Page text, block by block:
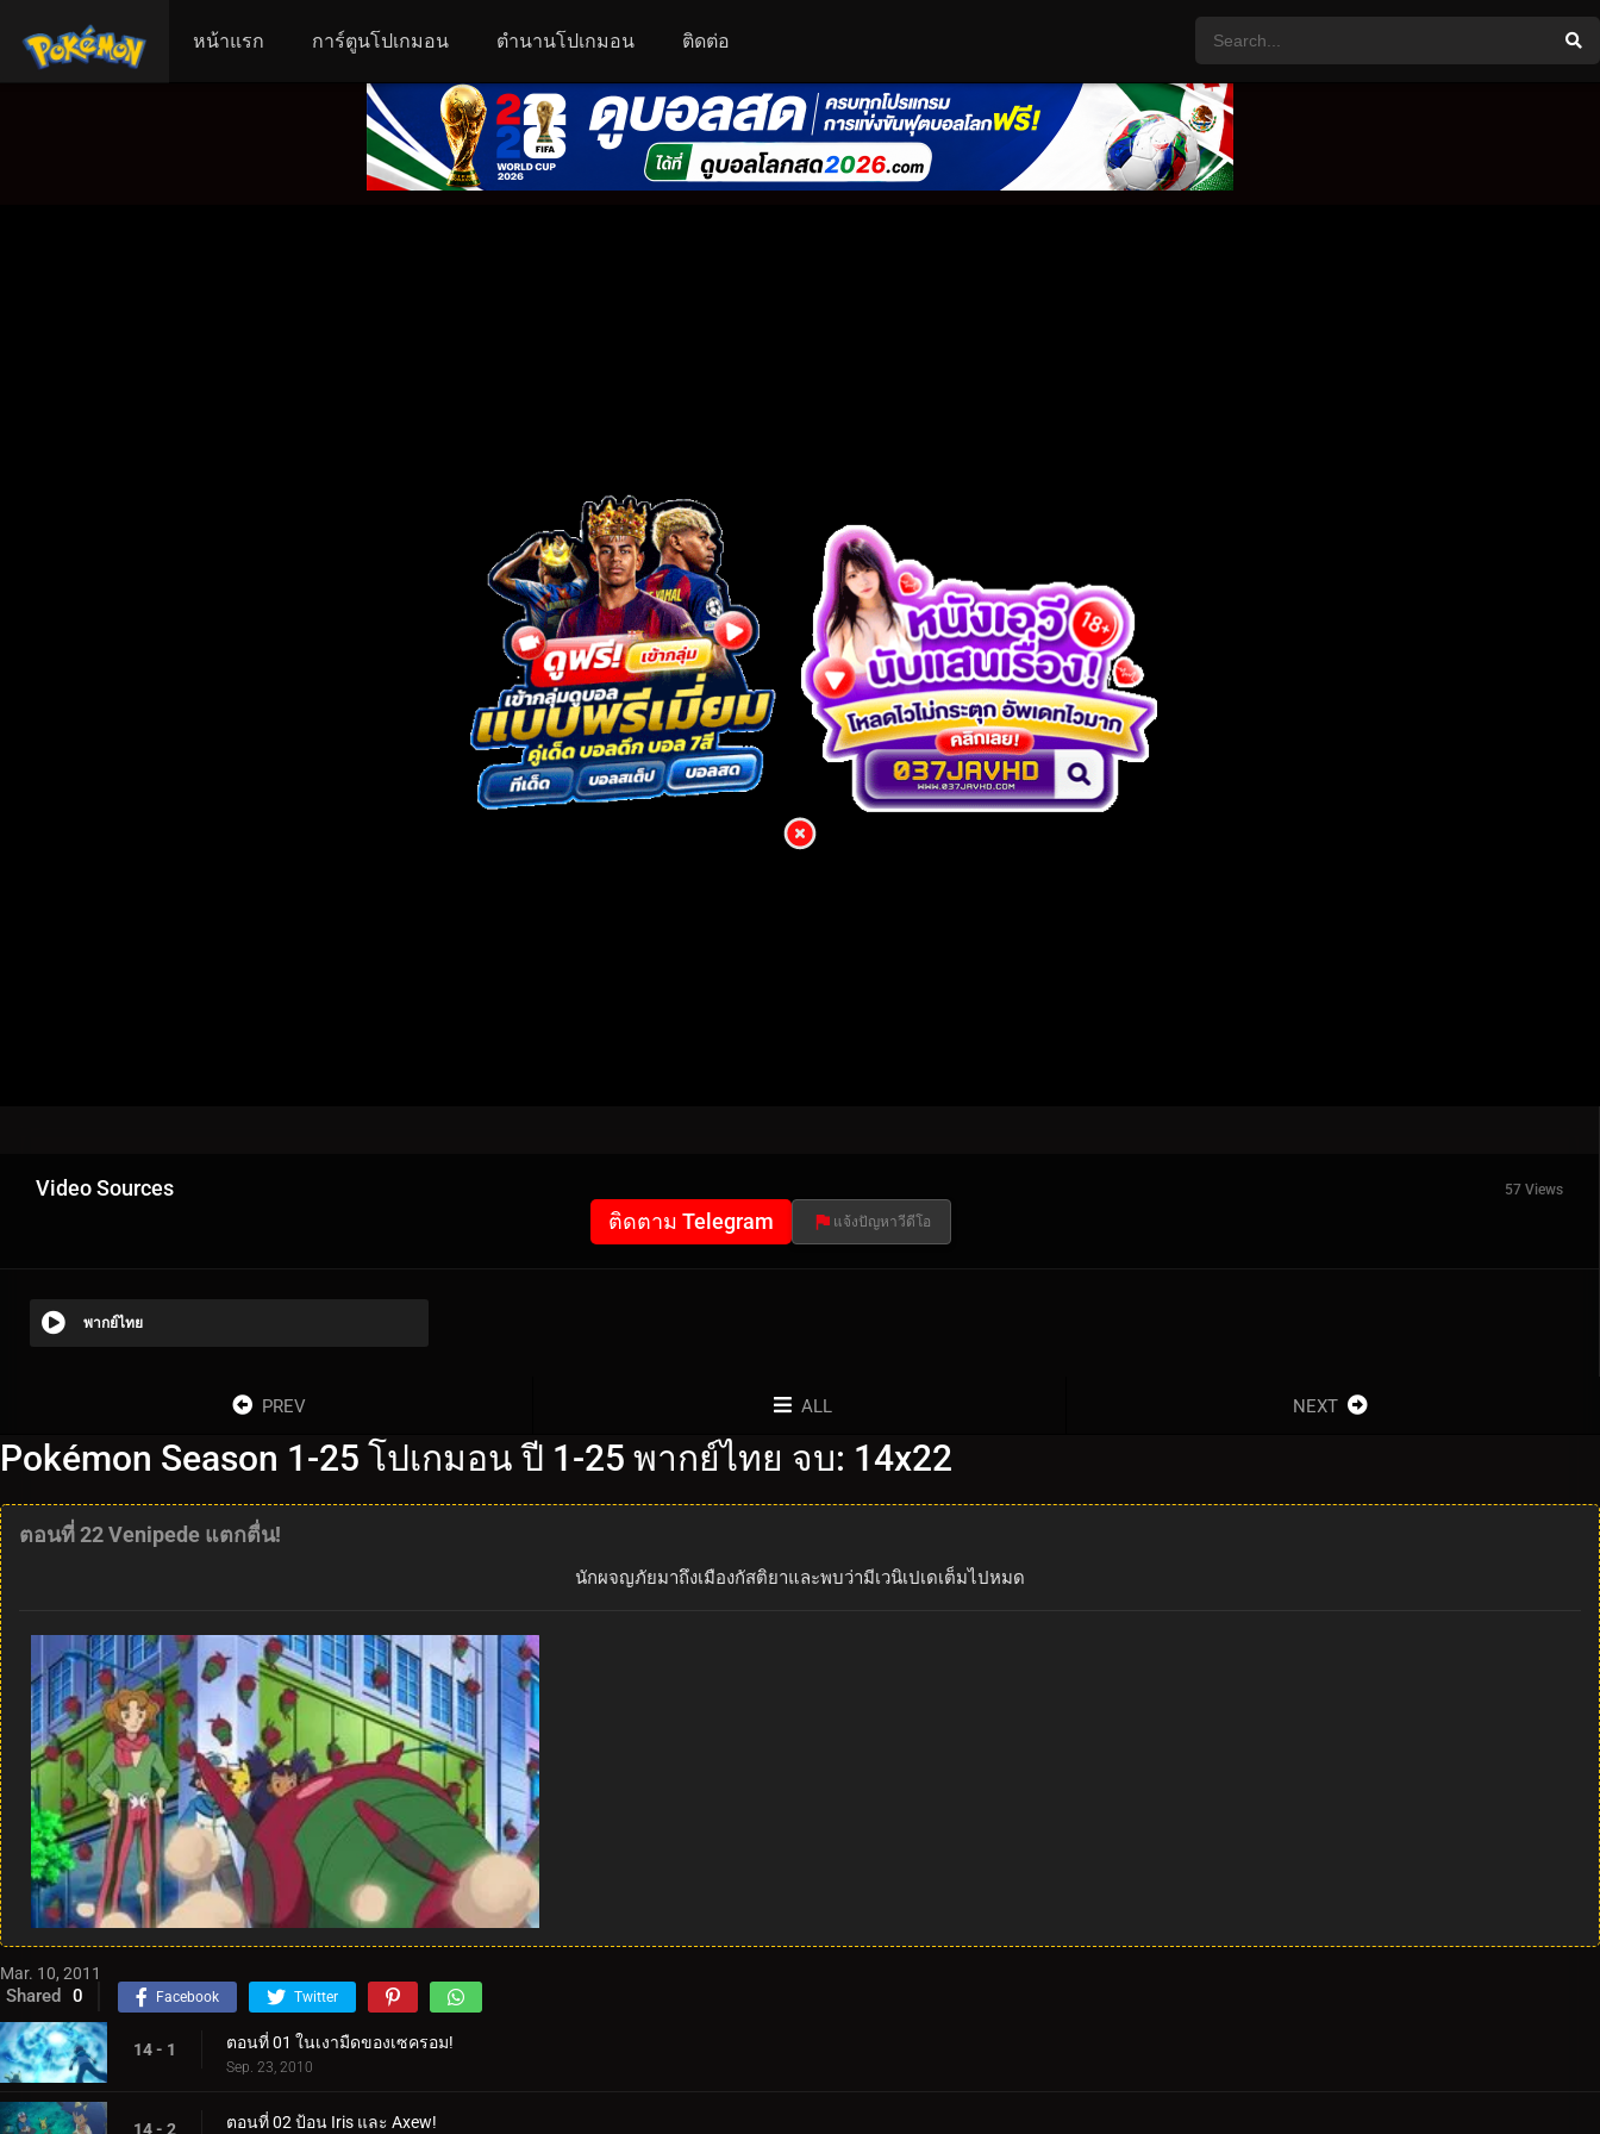
หน้าแรก การ์ตูนโปเกมอน ตำนานโปเกมอน ติดต่อ
Video Sources 57 Views
ติดตาม Telegram แจ้งปัญหาวีดีโอ
พากย์ไทย
PREV ALL NEXT
Pokémon Season 1-25 โปเกมอน ปี 1-25 พากย์ไทย จบ: 14x22
ตอนที่ 22 Venipede แตกตื่น!
นักผจญภัยมาถึงเมืองกัสติยาและพบว่ามีเวนิเปเดเต็มไปหมด
Mar. 10, 2011
Shared 0 Facebook Twitter
14 - 1 ตอนที่ 01 ในเงามืดของเซครอม!
Sep. 23, 2010
14 - 2 ตอนที่ 02 ป้อน Iris และ Axew!